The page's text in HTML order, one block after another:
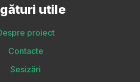
utile
proiect
Contacte
Sesizări